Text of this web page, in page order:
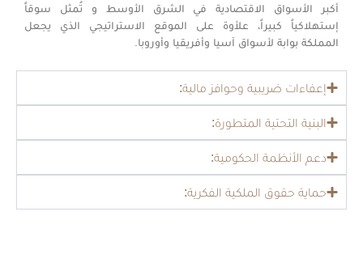
أكبر الأسواق الاقتصادية في الشرق الأوسط و تُمثل سوقاً
إستهلاكياً كبيراً، علأوة على الموقع الاستراتيجي الذي يجعل
المملكة بوابة لأسواق آسيا وأفريقيا وأوروبا.
إعفاءات ضريبية وحوافز مالية:
البنية التحتية المتطورة:
دعم الأنظمة الحكومية:
حماية حقوق الملكية الفكرية: